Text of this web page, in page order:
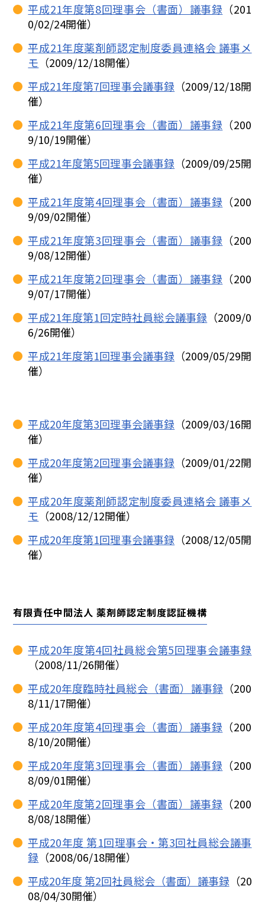
平成21年度第8回理事会（書面）議事録 （201
0/02/24開催）
平成21年度薬剤師認定制度委員連絡会 議事メ
モ （2009/12/18開催）
平成21年度第7回理事会議事録 （2009/12/18開
催）
平成21年度第6回理事会（書面）議事録 （200
9/10/19開催）
平成21年度第5回理事会議事録 （2009/09/25開
催）
平成21年度第4回理事会（書面）議事録 （200
9/09/02開催）
平成21年度第3回理事会（書面）議事録 （200
9/08/12開催）
平成21年度第2回理事会（書面）議事録 （200
9/07/17開催）
平成21年度第1回定時社員総会議事録 （2009/0
6/26開催）
平成21年度第1回理事会議事録 （2009/05/29開
催）
平成20年度第3回理事会議事録 （2009/03/16開
催）
平成20年度第2回理事会議事録 （2009/01/22開
催）
平成20年度薬剤師認定制度委員連絡会 議事メ
モ （2008/12/12開催）
平成20年度第1回理事会議事録 （2008/12/05開
催）
有限責任中間法人 薬剤師認定制度認証機構
平成20年度第4回社員総会第5回理事会議事録
（2008/11/26開催）
平成20年度臨時社員総会（書面）議事録 （200
8/11/17開催）
平成20年度第4回理事会（書面）議事録 （200
8/10/20開催）
平成20年度第3回理事会（書面）議事録 （200
8/09/01開催）
平成20年度第2回理事会（書面）議事録 （200
8/08/18開催）
平成20年度 第1回理事会・第3回社員総会議事
録 （2008/06/18開催）
平成20年度 第2回社員総会（書面）議事録 （20
08/04/30開催）